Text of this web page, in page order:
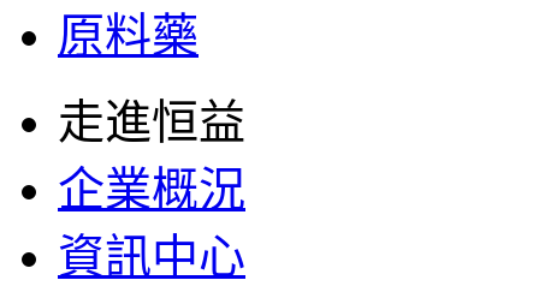
原料藥
走進恒益
企業概況
資訊中心